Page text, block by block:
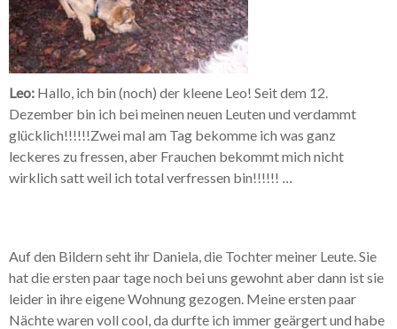
Leo: Hallo, ich bin (noch) der kleene Leo! Seit dem 12.
Dezember bin ich bei meinen neuen Leuten und verdammt
glücklich!!!!!!Zwei mal am Tag bekomme ich was ganz
leckeres zu fressen, aber Frauchen bekommt mich nicht
wirklich satt weil ich total verfressen bin!!!!!! ...
Auf den Bildern seht ihr Daniela, die Tochter meiner Leute. Sie
hat die ersten paar tage noch bei uns gewohnt aber dann ist sie
leider in ihre eigene Wohnung gezogen. Meine ersten paar
Nächte waren voll cool, da durfte ich immer geärgert und habe